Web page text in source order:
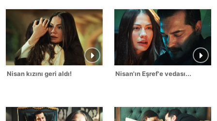
Nisan kızını geri aldı! Nisan'ın Eşref'e vedası...